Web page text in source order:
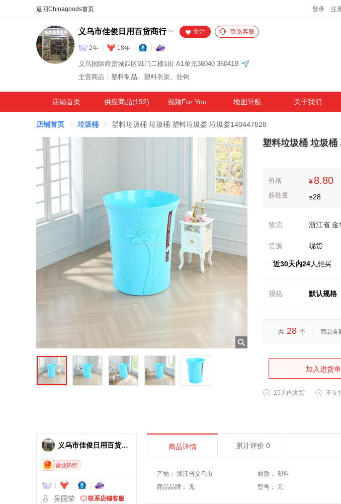
义乌市佳俊日用百货商行
2年 18年
关注 联系客服
义乌国际商贸城四区91门二楼1街 A1单元36040 36041B
主营商品：塑料制品、塑料衣架、挂钩
店铺首页 供应商品(192) 视频For You 地图导航 关于我们
店铺首页 垃圾桶 塑料垃圾桶 垃圾桶 塑料垃圾娄 垃圾娄140447828
塑料垃圾桶 垃圾桶
价格
起批量
¥8.80
≥28
物流 浙江省 金
货源 现货
近30天内24人想买
规格 默认规格
共 28 个 商品金
加入进货单
15天内发货 不支
义乌市佳俊日用百货商行
吴国荣 联系店铺客服
商品详情 累计评价 0
产地 ： 浙江省义乌市 材质 ： 塑料
商品品牌 ： 无 型号 ： 无